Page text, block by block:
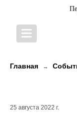
Главная →
25 августа 2022 г.